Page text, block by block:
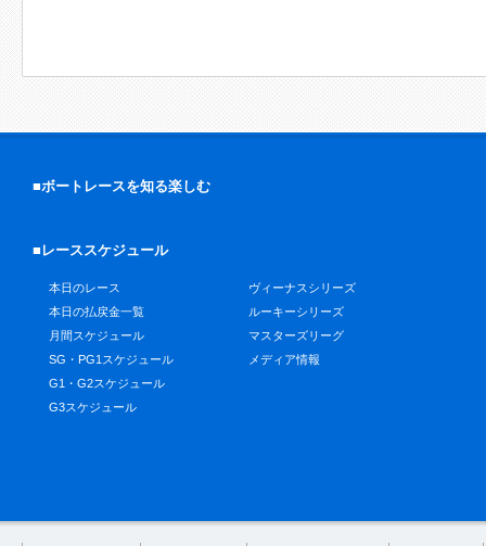
■ボートレースを知る楽しむ
■レーススケジュール
本日のレース
本日の払戻金一覧
月間スケジュール
SG・PG1スケジュール
G1・G2スケジュール
G3スケジュール
ヴィーナスシリーズ
ルーキーシリーズ
マスターズリーグ
メディア情報